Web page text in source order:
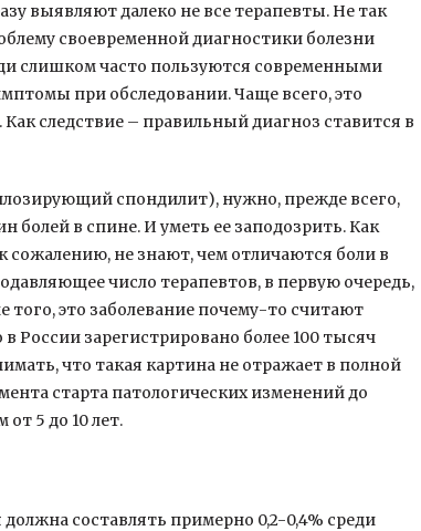
выявляют далеко не все терапевты. Не так
своевременной диагностики болезни
слишком часто пользуются современными
при обследовании. Чаще всего, это
следствие – правильный диагноз ставится в
спондилит), нужно, прежде всего,
болей в спине. И уметь ее заподозрить. Как
сожалению, не знают, чем отличаются боли в
число терапевтов, в первую очередь,
того, это заболевание почему-то считают
России зарегистрировано более 100 тысяч
что такая картина не отражает в полной
старта патологических изменений до
5 до 10 лет.
составлять примерно 0,2-0,4% среди